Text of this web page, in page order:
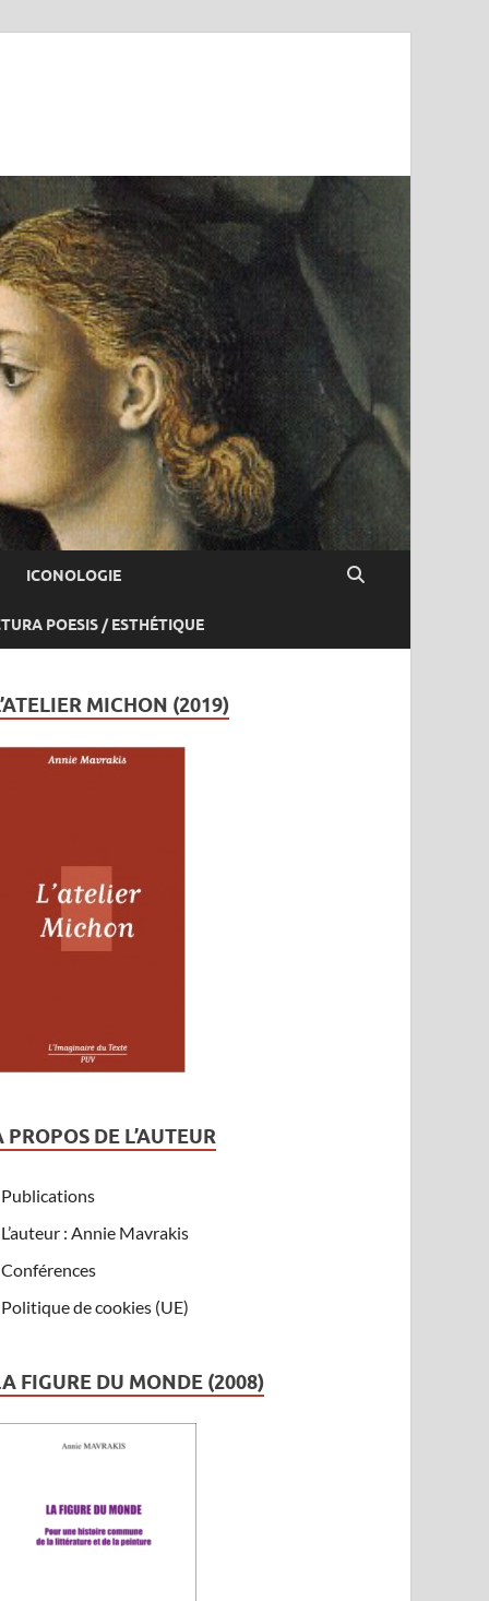
ICONOLOGIE
POESIS / ESTHÉTIQUE
MICHON (2019)
PROPOS DE L’AUTEUR
Publications
L’auteur : Annie Mavrakis
Conférences
Politique de cookies (UE)
FIGURE DU MONDE (2008)